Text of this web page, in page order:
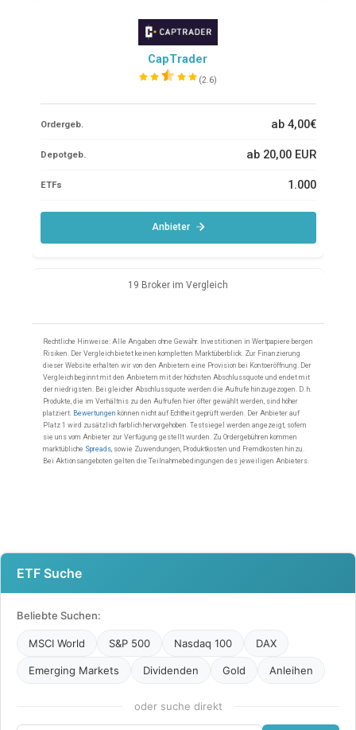
ETF Suche
Beliebte Suchen:
MSCI World S&P 500 Nasdaq 100 DAX
Emerging Markets Dividenden Gold Anleihen
oder suche direkt